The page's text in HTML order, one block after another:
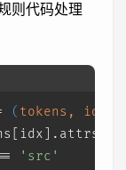
则代码处理
( tokens, idx,
attrs
'src'